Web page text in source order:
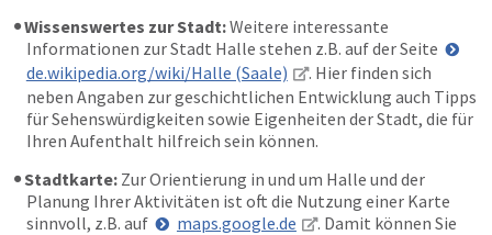
Wissenswertes zur Stadt:Weitere interessante
Informationen zur Stadt Halle stehen z.B. auf der Seite
de.wikipedia.org/wiki/Halle (Saale)
. Hier finden sich
neben Angaben zur geschichtlichen Entwicklung auch Tipps
für Sehenswürdigkeiten sowie Eigenheiten der Stadt, die für
Ihren Aufenthalt hilfreich sein können.
Stadtkarte: Zur Orientierung in und um Halle und der
Planung Ihrer Aktivitäten ist oft die Nutzung einer Karte
sinnvoll, z.B. auf
maps.google.de
. Damit können Sie